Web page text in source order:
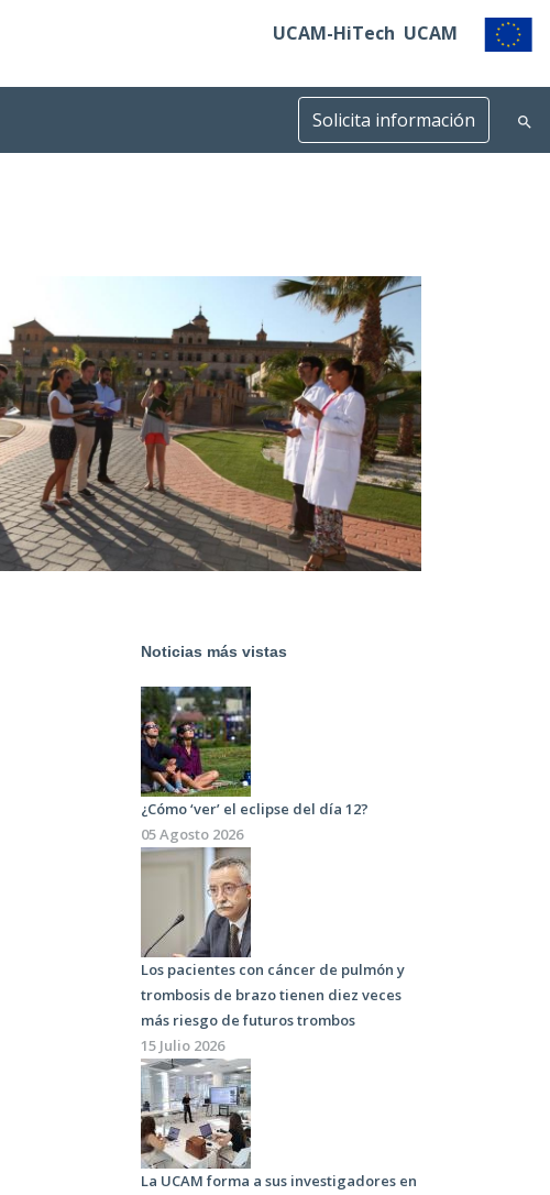
UCAM-HiTech UCAM
Solicita información
Noticias más vistas
¿Cómo ‘ver’ el eclipse del día 12?
05 Agosto 2026
Los pacientes con cáncer de pulmón y
trombosis de brazo tienen diez veces
más riesgo de futuros trombos
15 Julio 2026
La UCAM forma a sus investigadores en